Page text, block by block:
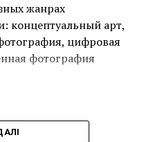
ярмарку стала
робіт
художників-
спадщини
підтримки Bourlet Art
жанрах
концептуальный арт,
цифровая
фотография